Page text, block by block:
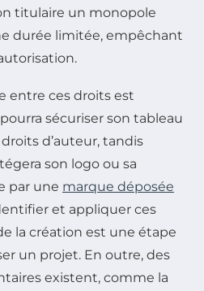
titulaire un monopole
durée limitée, empêchant
entre ces droits est
sécuriser son tableau
d’auteur, tandis
son logo ou sa
par une marque déposée
et appliquer ces
la création est une étape
un projet. En outre, des
existent, comme la